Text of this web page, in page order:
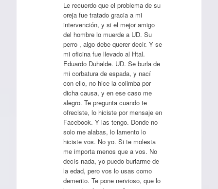
Le recuerdo que el problema de su
oreja fue tratado gracia a mi
intervención, y si el mejor amigo
del hombre lo muerde a UD. Su
perro , algo debe querer decir. Y se
mi oficina fue llevado al Htal.
Eduardo Duhalde. UD. Se burla de
mi corbatura de espada, y nací
con ello, no hice la colimba por
dicha causa, y en ese caso me
alegro. Te pregunta cuando te
ofreciste, lo hiciste por mensaje en
Facebook. Y las tengo. Donde no
solo me alabas, lo lamento lo
hiciste vos. No yo. Si te molesta
me importa menos que a vos. No
decís nada, yo puedo burlarme de
la edad, pero vos lo usas como
demerito. Te pone nervioso, que lo